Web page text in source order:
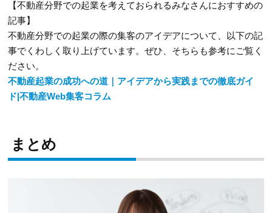
【不動産分野での起業を考えておられるみなさんにおすすめの
記事】
不動産分野での起業の際の集客のアイデアについて、以下の記
事でくわしく取り上げています。ぜひ、そちらも参考にご覧く
ださい。
不動産起業の成功への道｜アイデアから実践までの徹底ガイ
ド|不動産Web集客コラム
まとめ